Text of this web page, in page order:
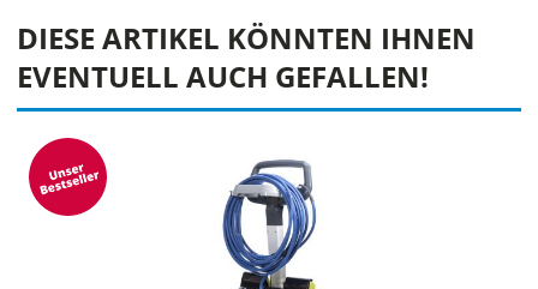
DIESE ARTIKEL KÖNNTEN IHNEN
EVENTUELL AUCH GEFALLEN!